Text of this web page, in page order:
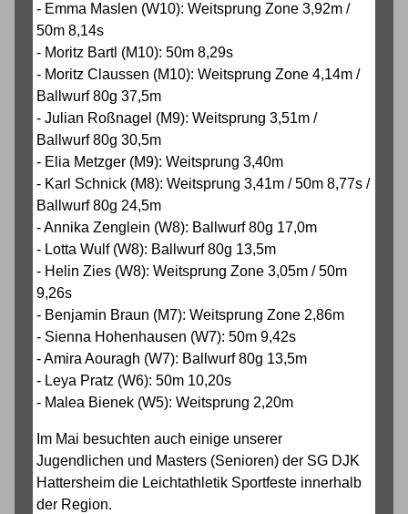
- Emma Maslen (W10): Weitsprung Zone 3,92m /
50m 8,14s
- Moritz Bartl (M10): 50m 8,29s
- Moritz Claussen (M10): Weitsprung Zone 4,14m /
Ballwurf 80g 37,5m
- Julian Roßnagel (M9): Weitsprung 3,51m /
Ballwurf 80g 30,5m
- Elia Metzger (M9): Weitsprung 3,40m
- Karl Schnick (M8): Weitsprung 3,41m / 50m 8,77s /
Ballwurf 80g 24,5m
- Annika Zenglein (W8): Ballwurf 80g 17,0m
- Lotta Wulf (W8): Ballwurf 80g 13,5m
- Helin Zies (W8): Weitsprung Zone 3,05m / 50m
9,26s
- Benjamin Braun (M7): Weitsprung Zone 2,86m
- Sienna Hohenhausen (W7): 50m 9,42s
- Amira Aouragh (W7): Ballwurf 80g 13,5m
- Leya Pratz (W6): 50m 10,20s
- Malea Bienek (W5): Weitsprung 2,20m
Im Mai besuchten auch einige unserer
Jugendlichen und Masters (Senioren) der SG DJK
Hattersheim die Leichtathletik Sportfeste innerhalb
der Region.